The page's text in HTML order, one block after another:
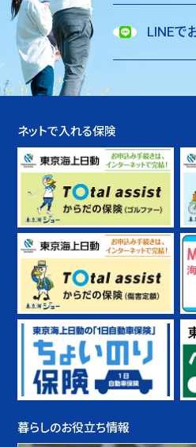
LINEで
ネットで入れる保険
暮らしのお役立ち情報